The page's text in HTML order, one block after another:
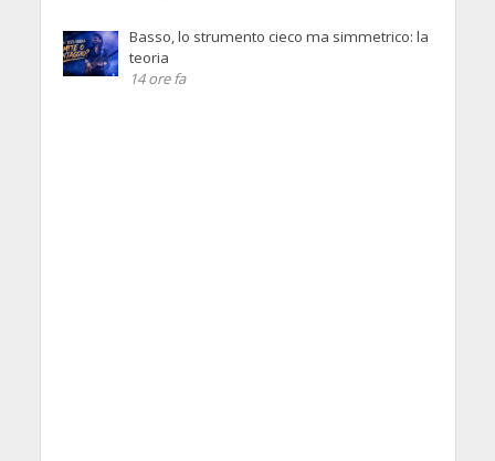
Basso, lo strumento cieco ma simmetrico: la
teoria
14 ore fa